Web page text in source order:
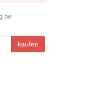
bei
kaufen